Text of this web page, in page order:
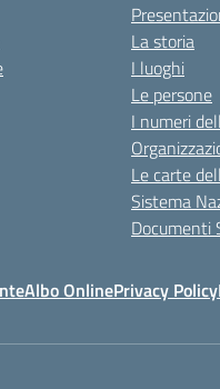
La storia
I luoghi
Le persone
I numeri
Le carte
Sistema
Documenti
Albo OnlinePrivacy Policy